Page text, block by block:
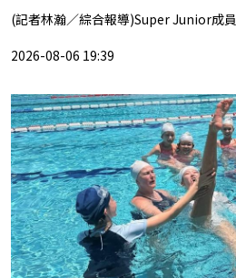
(記者林瀚／綜合報導)Super Junior成
2026-08-06 19:39